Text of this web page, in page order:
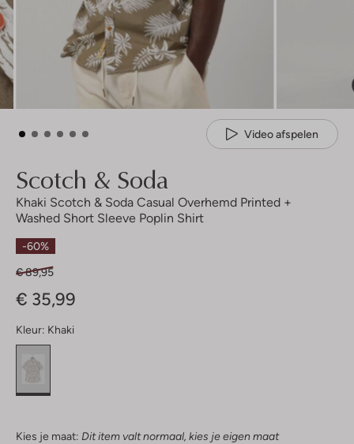
Video afspelen
Scotch & Soda
Khaki Scotch & Soda Casual Overhemd Printed +
Washed Short Sleeve Poplin Shirt
-60%
€ 89,95
€ 35,99
Kleur: Khaki
Kies je maat: Dit item valt normaal, kies je eigen maat